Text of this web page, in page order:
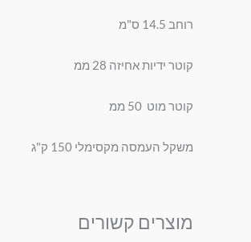
רוחב 14.5 ס"מ
קוטר ידיות אחיזה 28 ממ
קוטר מוט 50 ממ
משקל העמסה מקסימלי 150 ק"ג
מוצרים קשורים